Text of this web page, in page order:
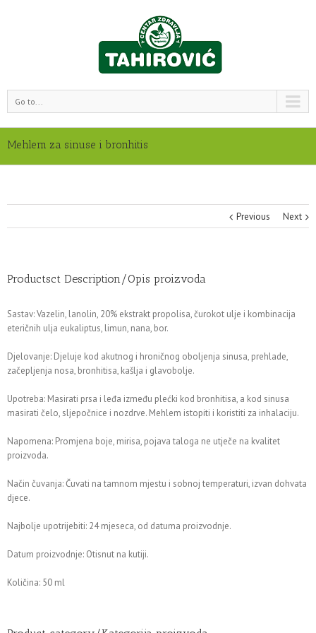
Go to...
Mehlem za sinuse i bronhitis
Previous Next
Productsct Description/Opis proizvoda
Sastav: Vazelin, lanolin, 20% ekstrakt propolisa, čurokot ulje i kombinacija
eteričnih ulja eukaliptus, limun, nana, bor.
Djelovanje: Djeluje kod akutnog i hroničnog oboljenja sinusa, prehlade,
začepljenja nosa, bronhitisa, kašlja i glavobolje.
Upotreba: Masirati prsa i leđa između plećki kod bronhitisa, a kod sinusa
masirati čelo, sljepočnice i nozdrve. Mehlem istopiti i koristiti za inhalaciju.
Napomena: Promjena boje, mirisa, pojava taloga ne utječe na kvalitet
proizvoda.
Način čuvanja: Čuvati na tamnom mjestu i sobnoj temperaturi, izvan dohvata
djece.
Najbolje upotrijebiti: 24 mjeseca, od datuma proizvodnje.
Datum proizvodnje: Otisnut na kutiji.
Količina: 50 ml